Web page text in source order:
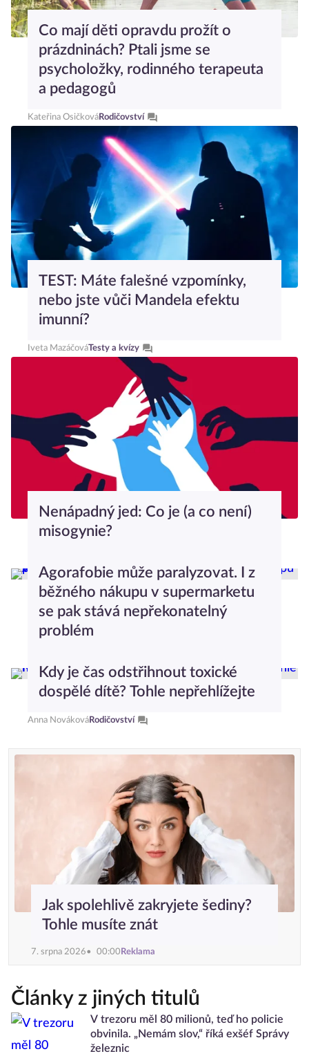
Co mají děti opravdu prožít o
prázdninách? Ptali jsme se
psycholožky, rodinného terapeuta
a pedagogů
Kateřina OsičkováRodičovství
TEST: Máte falešné vzpomínky,
nebo jste vůči Mandela efektu
imunní?
Iveta MazáčováTesty a kvízy
Nenápadný jed: Co je (a co není)
misogynie?
Agorafobie může paralyzovat. I z
běžného nákupu v supermarketu
se pak stává nepřekonatelný
problém
Kdy je čas odstřihnout toxické
dospělé dítě? Tohle nepřehlížejte
Anna NovákováRodičovství
Jak spolehlivě zakryjete šediny?
Tohle musíte znát
7. srpna 2026 00:00 Reklama
Články z jiných titulů
V trezoru měl 80 milionů, teď ho policie
obvinila. „Nemám slov,“ říká exšéf Správy
železnic